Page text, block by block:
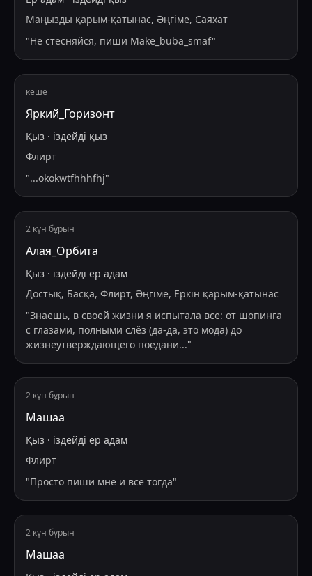
Маңызды қарым-қатынас, Әңгіме, Саяхат
"Не стесняйся, пиши Make_buba_smaf"
кеше
Яркий_Горизонт
Қыз · іздейді қыз
Флирт
"...okokwtfhhhfhj"
2 күн бұрын
Алая_Орбита
Қыз · іздейді ер адам
Достық, Басқа, Флирт, Әңгіме, Еркін қарым-қатынас
"Знаешь, в своей жизни я испытала все: от шопинга
с глазами, полными слёз (да-да, это мода) до
жизнеутверждающего поедани..."
2 күн бұрын
Машаа
Қыз · іздейді ер адам
Флирт
"Просто пиши мне и все тогда"
2 күн бұрын
Машаа